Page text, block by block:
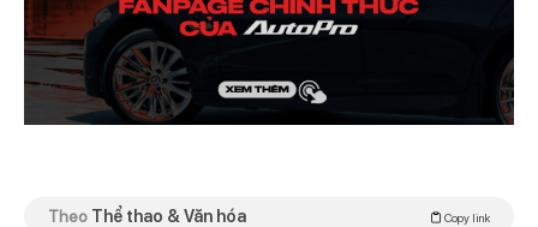
Theo Thể thao & Văn hóa Copy link